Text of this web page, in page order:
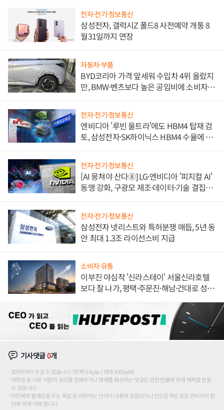
전자·전기·정보통신
삼성전자, 갤럭시Z 폴드8 사전예약 개통 8
월31일까지 연장
자동차·부품
BYD코리아 가격 앞세워 수입차 4위 올랐지
만, BMW·벤츠보다 높은 공임비에 소비자
전자·전기·정보통신
엔비디아 '루빈 울트라'에도 HBM4 탑재 검
토, 삼성전자·SK하이닉스 HBM4 수율에 주
전자·전기·정보통신
[AI 뭉쳐야 산다⑧] LG·엔비디아 '피지컬 AI'
동맹 강화, 구광모 제조·데이터·기술 결집
전자·전기·정보통신
삼성전자 넷리스트와 특허분쟁 매듭, 5년 동
안 최대 1.3조 라이선스비 지급
소비자·유통
이부진 야심작 '신라스테이' 서울신라호텔
보다 잘 나가, 평택·주문진·해남·건대로 성
기사댓글0개
200자까지 쓰실 수 있습니다. (현재 0 byte / 최대 400byte)
저작권 등 다른 사람의 권리를 침해하거나 명예를 훼손하는 댓글은 관련 법률에 의해 제재를 받을
수 있습니다.
타인에게 불쾌감을 주는 욕설 등 비하하는 단어가 내용에 포함되거나 인신공격성 글은 관리자의 판
단에 의해 삭제 합니다.